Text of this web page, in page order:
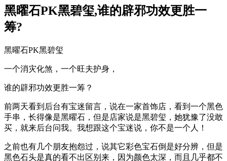
黑曜石PK黑碧玺,谁的辟邪功效更胜一
筹?
黑曜石PK黑碧玺
一个消灾化煞，一个旺夫护身，
谁的辟邪功效更胜一筹？
前两天看到后台有宝迷留言，说在一家首饰店，看到一个黑色
手串，长得像是黑曜石，但是店家说是黑碧玺，她犹豫了没敢
买，就来后台问我。我想跟这个宝迷说，你不是一个人！
之前也有几个朋友抱怨过，说其它彩色宝石倒是好分辨，但是
黑色石头是真的看不出区别来，因为颜色太深，而且几乎都不